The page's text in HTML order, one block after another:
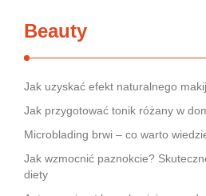
Beauty
Jak uzyskać efekt naturalnego
Jak przygotować tonik różany w
Microblading brwi – co warto
Jak wzmocnić paznokcie?
diety